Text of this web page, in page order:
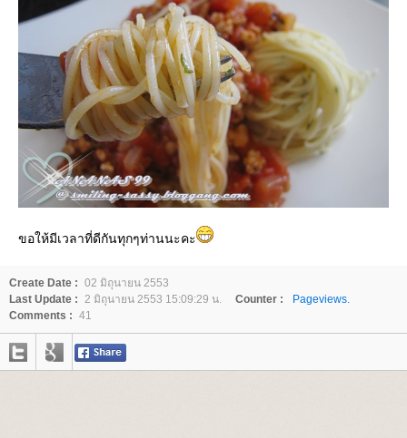
ขอให้มีเวลาที่ดีกันทุกๆท่านนะคะ
Create Date : 02 มิถุนายน 2553
Last Update : 2 มิถุนายน 2553 15:09:29 น. Counter :
Pageviews.
Comments : 41